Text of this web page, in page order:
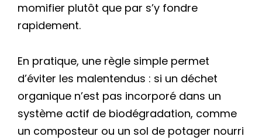
momifier plutôt que par s’y fondre
rapidement.
En pratique, une règle simple permet
d’éviter les malentendus : si un déchet
organique n’est pas incorporé dans un
système actif de biodégradation, comme
un composteur ou un sol de potager nourri